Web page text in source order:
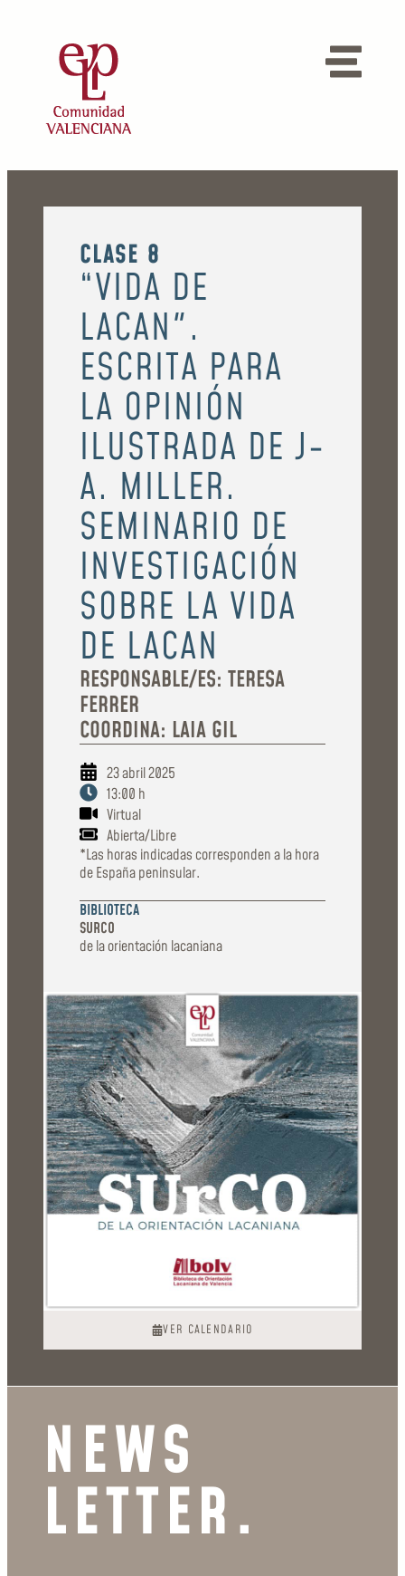
VER CALENDARIO
CLASE 8
“VIDA DE
LACAN".
ESCRITA PARA
LA OPINIÓN
ILUSTRADA DE J-
A. MILLER.
SEMINARIO DE
INVESTIGACIÓN
SOBRE LA VIDA
DE LACAN
RESPONSABLE/ES: TERESA
FERRER
COORDINA: LAIA GIL
23 abril 2025
13:00 h
Virtual
Abierta/Libre
*Las horas indicadas corresponden a la hora
de España peninsular.
BIBLIOTECA
SURCO
de la orientación lacaniana
NEWS
LETTER.